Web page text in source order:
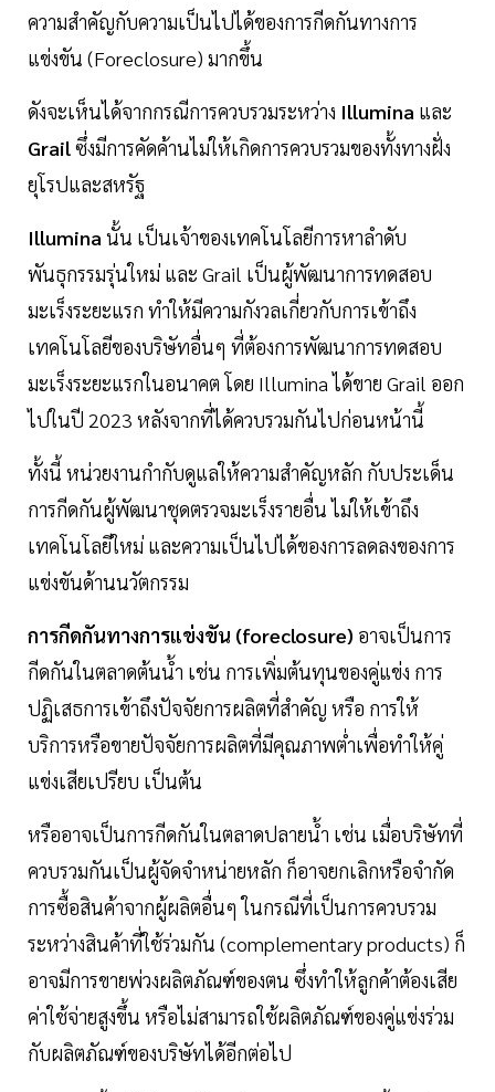
ความสำคัญกับความเป็นไปได้ของการกีดกันทางการ
แข่งขัน (Foreclosure) มากขึ้น
ดังจะเห็นได้จากกรณีการควบรวมระหว่าง Illumina และ
Grailซึ่งมีการคัดค้านไม่ให้เกิดการควบรวมของทั้งทางฝั่ง
ยุโรปและสหรัฐ
Illumina นั้น เป็นเจ้าของเทคโนโลยีการหาลำดับ
พันธุกรรมรุ่นใหม่ และ Grail เป็นผู้พัฒนาการทดสอบ
มะเร็งระยะแรก ทำให้มีความกังวลเกี่ยวกับการเข้าถึง
เทคโนโลยีของบริษัทอื่นๆ ที่ต้องการพัฒนาการทดสอบ
มะเร็งระยะแรกในอนาคต โดย Illumina ได้ขาย Grail ออก
ไปในปี 2023 หลังจากที่ได้ควบรวมกันไปก่อนหน้านี้
ทั้งนี้ หน่วยงานกำกับดูแลให้ความสำคัญหลัก กับประเด็น
การกีดกันผู้พัฒนาชุดตรวจมะเร็งรายอื่น ไม่ให้เข้าถึง
เทคโนโลยีใหม่ และความเป็นไปได้ของการลดลงของการ
แข่งขันด้านนวัตกรรม
การกีดกันทางการแข่งขัน (foreclosure) อาจเป็นการ
กีดกันในตลาดต้นน้ำ เช่น การเพิ่มต้นทุนของคู่แข่ง การ
ปฏิเสธการเข้าถึงปัจจัยการผลิตที่สำคัญ หรือ การให้
บริการหรือขายปัจจัยการผลิตที่มีคุณภาพต่ำเพื่อทำให้คู่
แข่งเสียเปรียบ เป็นต้น
หรืออาจเป็นการกีดกันในตลาดปลายน้ำ เช่น เมื่อบริษัทที่
ควบรวมกันเป็นผู้จัดจำหน่ายหลัก ก็อาจยกเลิกหรือจำกัด
การซื้อสินค้าจากผู้ผลิตอื่นๆ ในกรณีที่เป็นการควบรวม
ระหว่างสินค้าที่ใช้ร่วมกัน (complementary products) ก็
อาจมีการขายพ่วงผลิตภัณฑ์ของตน ซึ่งทำให้ลูกค้าต้องเสีย
ค่าใช้จ่ายสูงขึ้น หรือไม่สามารถใช้ผลิตภัณฑ์ของคู่แข่งร่วม
กับผลิตภัณฑ์ของบริษัทได้อีกต่อไป